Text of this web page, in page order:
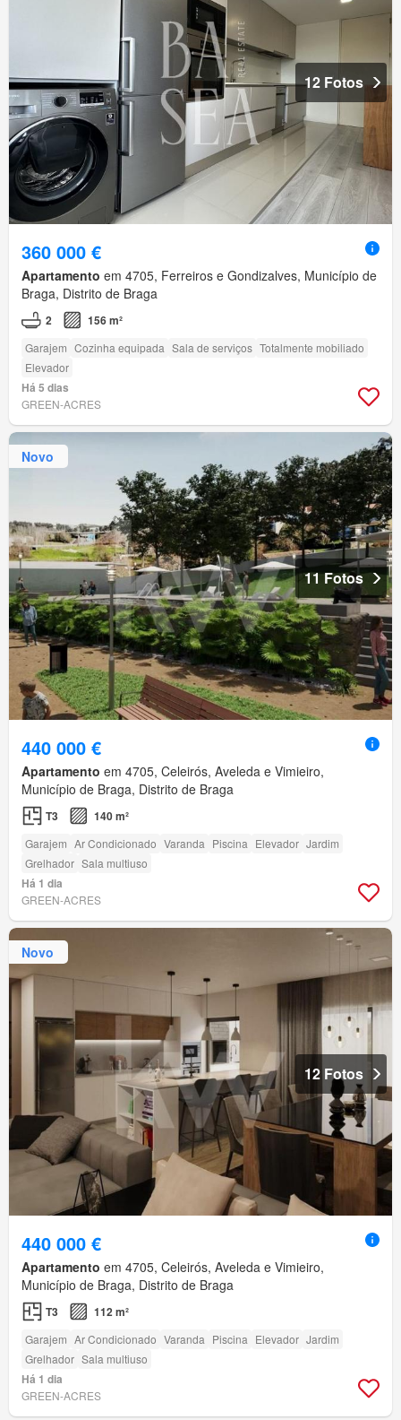
12 Fotos
360 000 €
Apartamento em 4705, Ferreiros e Gondizalves, Município de
Braga, Distrito de Braga
2 156 m²
Garajem Cozinha equipada Sala de serviços Totalmente mobiliado
Elevador
Há 5 dias
GREEN-ACRES
Novo
11 Fotos
440 000 €
Apartamento em 4705, Celeirós, Aveleda e Vimieiro,
Município de Braga, Distrito de Braga
T3 140 m²
Garajem Ar Condicionado Varanda Piscina Elevador Jardim
Grelhador Sala multiuso
Há 1 dia
GREEN-ACRES
Novo
12 Fotos
440 000 €
Apartamento em 4705, Celeirós, Aveleda e Vimieiro,
Município de Braga, Distrito de Braga
T3 112 m²
Garajem Ar Condicionado Varanda Piscina Elevador Jardim
Grelhador Sala multiuso
Há 1 dia
GREEN-ACRES